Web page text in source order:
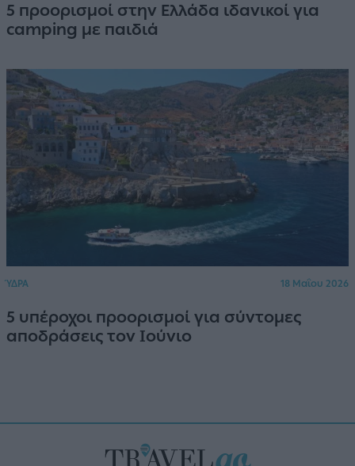
5 προορισμοί στην Ελλάδα ιδανικοί για
camping με παιδιά
ΎΔΡΑ 18 Μαΐου 2026
5 υπέροχοι προορισμοί για σύντομες
αποδράσεις τον Ιούνιο